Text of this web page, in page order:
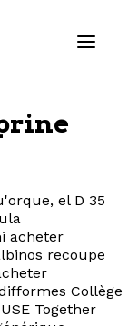
el D 35
acheter
recoupe
Collège
Together